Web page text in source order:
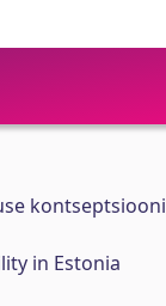
kontseptsiooni
in Estonia